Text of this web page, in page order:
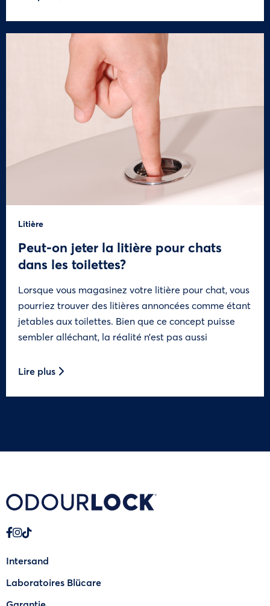
Litière
Peut-on jeter la litière pour chats
dans les toilettes?
Lorsque vous magasinez votre litière pour chat, vous
pourriez trouver des litières annoncées comme étant
jetables aux toilettes. Bien que ce concept puisse
sembler alléchant, la réalité n’est pas aussi
Lire plus
Intersand
Laboratoires Blücare